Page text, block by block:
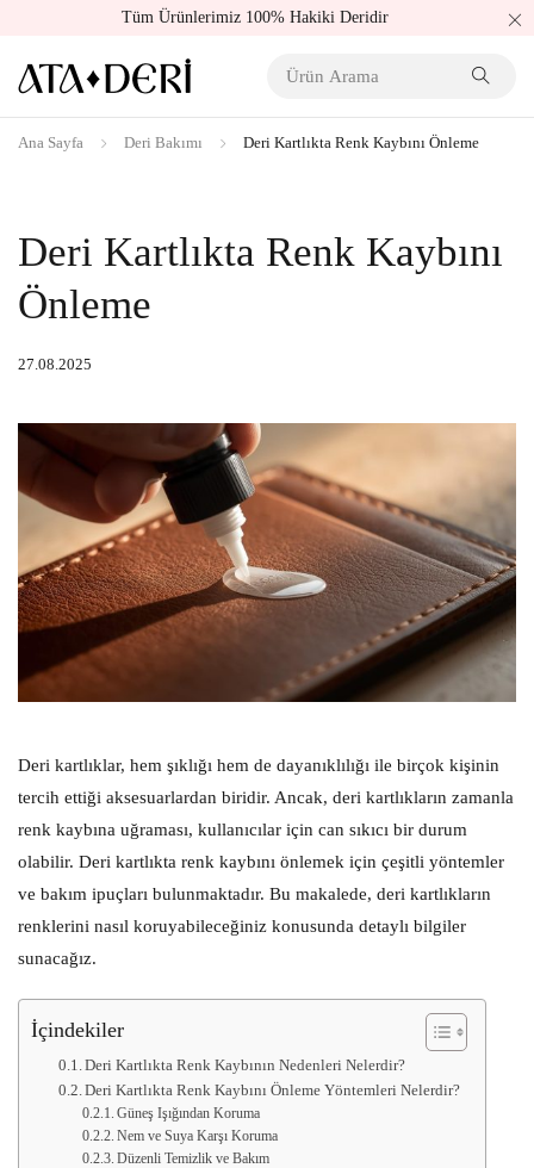
Tüm Ürünlerimiz 100% Hakiki Deridir
Ana Sayfa Deri Bakımı Deri Kartlıkta Renk Kaybını Önleme
Deri Kartlıkta Renk Kaybını
Önleme
27.08.2025
Deri kartlıklar, hem şıklığı hem de dayanıklılığı ile birçok kişinin
tercih ettiği aksesuarlardan biridir. Ancak, deri kartlıkların zamanla
renk kaybına uğraması, kullanıcılar için can sıkıcı bir durum
olabilir. Deri kartlıkta renk kaybını önlemek için çeşitli yöntemler
ve bakım ipuçları bulunmaktadır. Bu makalede, deri kartlıkların
renklerini nasıl koruyabileceğiniz konusunda detaylı bilgiler
sunacağız.
İçindekiler
Deri Kartlıkta Renk Kaybının Nedenleri Nelerdir?
Deri Kartlıkta Renk Kaybını Önleme Yöntemleri Nelerdir?
Güneş Işığından Koruma
Nem ve Suya Karşı Koruma
Düzenli Temizlik ve Bakım